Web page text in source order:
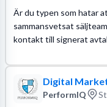
Är du typen som hatar
sammansvetsat
kontakt till signerat
Digital
PerformIQ